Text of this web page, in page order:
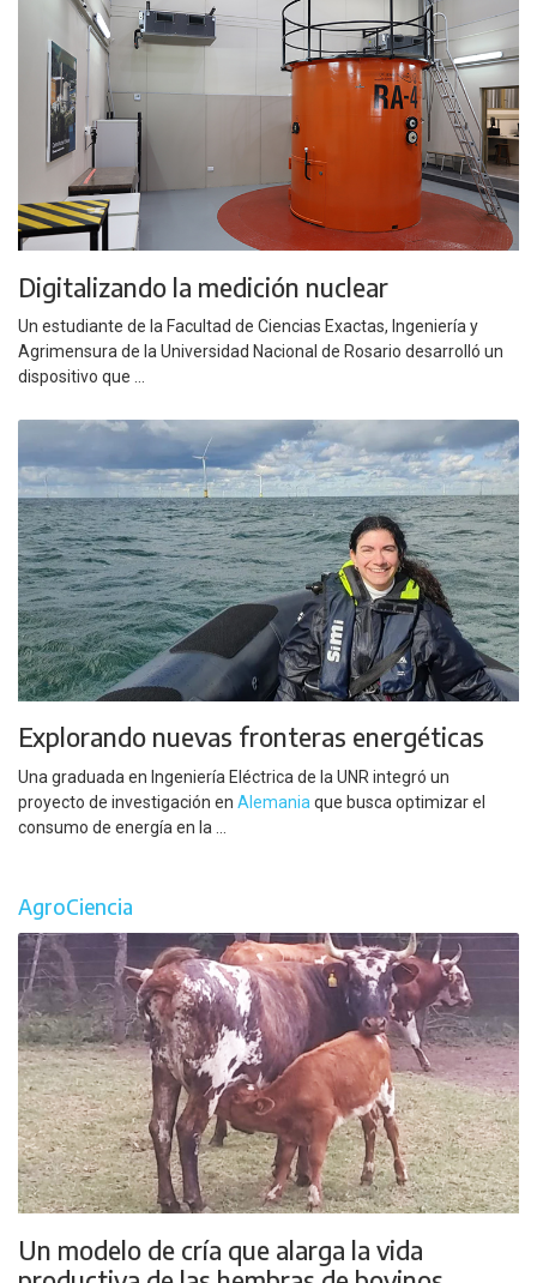
Digitalizando la medición nuclear
Un estudiante de la Facultad de Ciencias Exactas, Ingeniería y
Agrimensura de la Universidad Nacional de Rosario desarrolló un
dispositivo que ...
Explorando nuevas fronteras energéticas
Una graduada en Ingeniería Eléctrica de la UNR integró un
proyecto de investigación en Alemania que busca optimizar el
consumo de energía en la ...
AgroCiencia
Un modelo de cría que alarga la vida